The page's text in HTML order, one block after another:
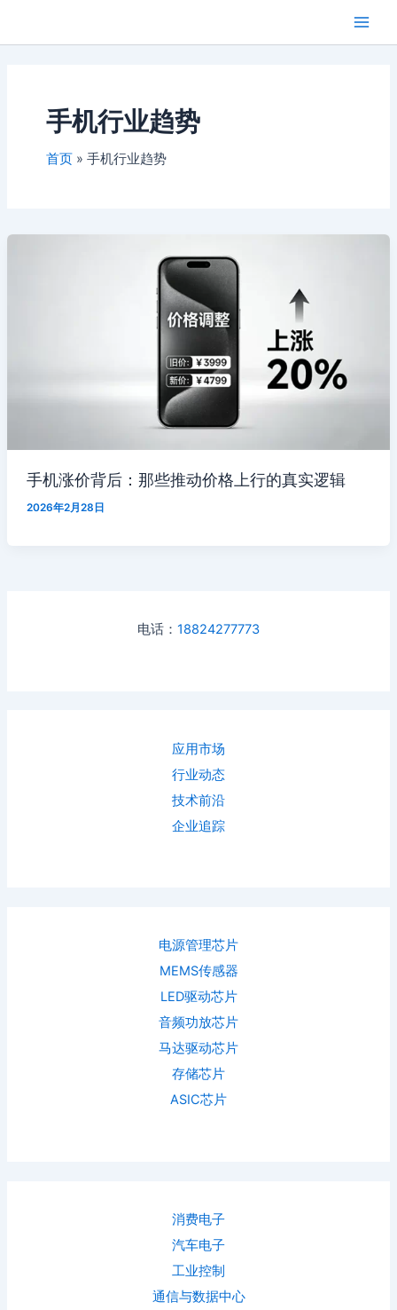
Main
电话： 18824277773
应用市场
行业动态
技术前沿
企业追踪
电源管理芯片
MEMS传感器
LED驱动芯片
音频功放芯片
马达驱动芯片
存储芯片
ASIC芯片
消费电子
汽车电子
工业控制
通信与数据中心
手机行业趋势
首页 手机行业趋势
手机涨价背后：那些推动价格上行的真实逻辑
2026年2月28日